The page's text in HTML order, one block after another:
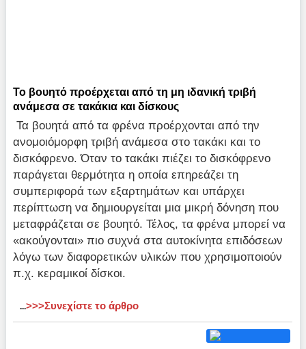
Το βουητό προέρχεται από τη μη ιδανική τριβή
ανάμεσα σε τακάκια και δίσκους
Τα βουητά από τα φρένα προέρχονται από την
ανομοιόμορφη τριβή ανάμεσα στο τακάκι και το
δισκόφρενο. Όταν το τακάκι πιέζει το δισκόφρενο
παράγεται θερμότητα η οποία επηρεάζει τη
συμπεριφορά των εξαρτημάτων και υπάρχει
περίπτωση να δημιουργείται μια μικρή δόνηση που
μεταφράζεται σε βουητό. Τέλος, τα φρένα μπορεί να
«ακούγονται» πιο συχνά στα αυτοκίνητα επιδόσεων
λόγω των διαφορετικών υλικών που χρησιμοποιούν
π.χ. κεραμικοί δίσκοι.
...>>>Συνεχίστε το άρθρο